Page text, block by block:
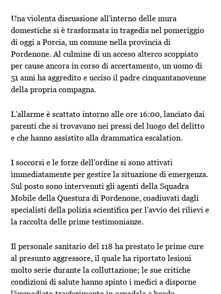
Una violenta discussione all'interno delle mura
domestiche si è trasformata in tragedia nel pomeriggio
di oggi a Porcia, un comune nella provincia di
Pordenone. Al culmine di un acceso alterco scoppiato
per cause ancora in corso di accertamento, un uomo di
51 anni ha aggredito e ucciso il padre cinquantanovenne
della propria compagna.
L'allarme è scattato intorno alle ore 16:00, lanciato dai
parenti che si trovavano nei pressi del luogo del delitto
e che hanno assistito alla drammatica escalation.
I soccorsi e le forze dell'ordine si sono attivati
immediatamente per gestire la situazione di emergenza.
Sul posto sono intervenuti gli agenti della Squadra
Mobile della Questura di Pordenone, coadiuvati dagli
specialisti della polizia scientifica per l'avvio dei rilievi e
la raccolta delle prime testimonianze.
Il personale sanitario del 118 ha prestato le prime cure
al presunto aggressore, il quale ha riportato lesioni
molto serie durante la colluttazione; le sue critiche
condizioni di salute hanno spinto i medici a disporne